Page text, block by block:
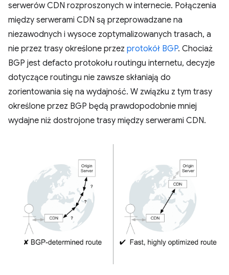
serwerów CDN rozproszonych w internecie. Połączenia
między serwerami CDN są przeprowadzane na
niezawodnych i wysoce zoptymalizowanych trasach, a
nie przez trasy określone przez protokół BGP. Chociaż
BGP jest defacto protokołu routingu internetu, decyzje
dotyczące routingu nie zawsze skłaniają do
zorientowania się na wydajność. W związku z tym trasy
określone przez BGP będą prawdopodobnie mniej
wydajne niż dostrojone trasy między serwerami CDN.